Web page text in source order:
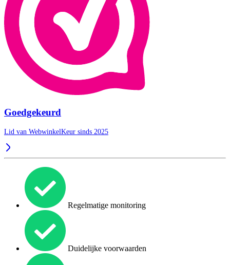
Goedgekeurd
Lid van WebwinkelKeur sinds 2025
Regelmatige monitoring
Duidelijke voorwaarden